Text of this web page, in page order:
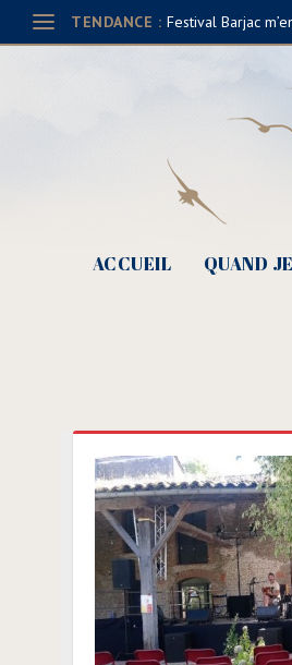
TENDANCE : Festival Barjac
ACCUEIL QUAND